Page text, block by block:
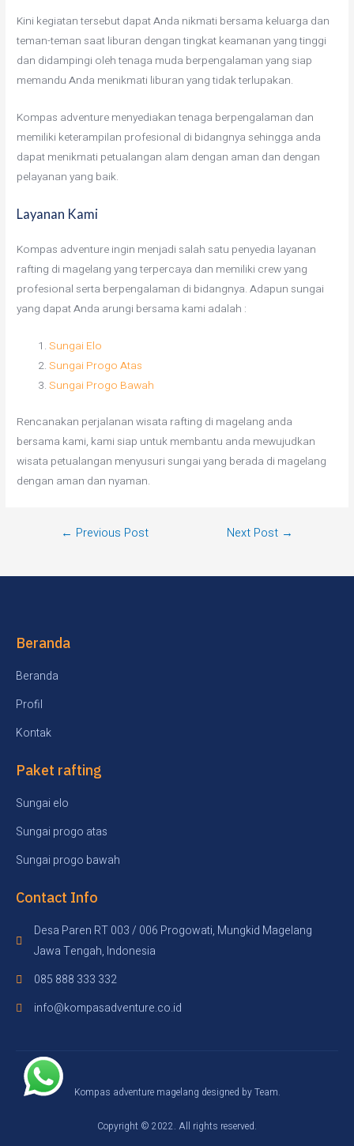
Kini kegiatan tersebut dapat Anda nikmati bersama keluarga dan
teman-teman saat liburan dengan tingkat keamanan yang tinggi
dan didampingi oleh tenaga muda berpengalaman yang siap
memandu Anda menikmati liburan yang tidak terlupakan.
Kompas adventure menyediakan tenaga berpengalaman dan
memiliki keterampilan profesional di bidangnya sehingga anda
dapat menikmati petualangan alam dengan aman dan dengan
pelayanan yang baik.
Layanan Kami
Kompas adventure ingin menjadi salah satu penyedia layanan
rafting di magelang yang terpercaya dan memiliki crew yang
profesional serta berpengalaman di bidangnya. Adapun sungai
yang dapat Anda arungi bersama kami adalah :
Sungai Elo
Sungai Progo Atas
Sungai Progo Bawah
Rencanakan perjalanan wisata rafting di magelang anda
bersama kami, kami siap untuk membantu anda mewujudkan
wisata petualangan menyusuri sungai yang berada di magelang
dengan aman dan nyaman.
← Previous Post Next Post →
Beranda
Beranda
Profil
Kontak
Paket rafting
Sungai elo
Sungai progo atas
Sungai progo bawah
Contact Info
Desa Paren RT 003 / 006 Progowati, Mungkid Magelang
Jawa Tengah, Indonesia
085 888 333 332
info@kompasadventure.co.id
Kompas adventure magelang designed by Team.
Copyright © 2022. All rights reserved.